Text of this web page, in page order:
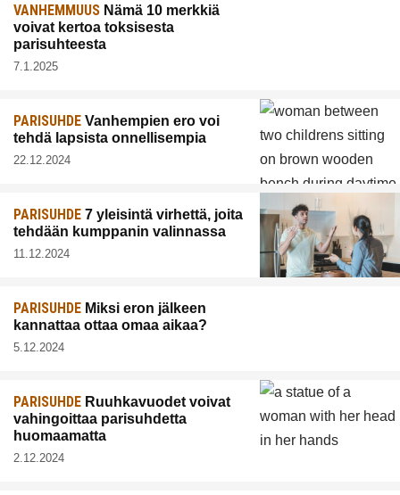
VANHEMMUUS Nämä 10 merkkiä
voivat kertoa toksisesta
parisuhteesta
7.1.2025
PARISUHDE Vanhempien ero voi
tehdä lapsista onnellisempia
22.12.2024
PARISUHDE 7 yleisintä virhettä, joita
tehdään kumppanin valinnassa
11.12.2024
PARISUHDE Miksi eron jälkeen
kannattaa ottaa omaa aikaa?
5.12.2024
PARISUHDE Ruuhkavuodet voivat
vahingoittaa parisuhdetta
huomaamatta
2.12.2024